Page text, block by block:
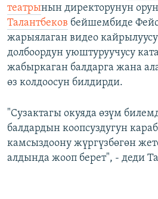
театрынын директорунун
Талантбеков бейшембиде
жарыялаган видео
долбоордун уюштуруучусу
жабыркаган балдарга жана
өз колдоосун билдирди.
"Сузактагы окуяда өзүм
балдардын коопсуздугун
камсыздоону жүргүзбөгөн
алдында жооп берет", - деди